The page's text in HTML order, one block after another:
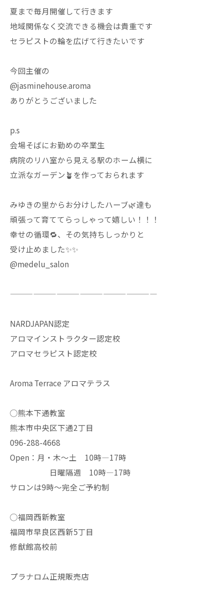
夏まで毎月開催して行きます
地域関係なく交流できる機会は貴重です
セラピストの輪を広げて行きたいです
今回主催の
@jasminehouse.aroma
ありがとうございました
p.s
会場そばにお勤めの卒業生
病院のリハ室から見える駅のホーム横に
立派なガーデン🪴を作っておられます
みゆきの里からお分けしたハーブ🌿達も
頑張って育ててらっしゃって嬉しい！！！
幸せの循環🔁、その気持ちしっかりと
受け止めました✨✨
@medelu_salon
———————————————————
NARDJAPAN認定
アロマインストラクター認定校
アロマセラピスト認定校
Aroma Terrace アロマテラス
◯熊本下通教室
熊本市中央区下通2丁目
096-288-4668
Open：月・木〜土 10時—17時
日曜隔週 10時—17時
サロンは9時〜完全ご予約制
◯福岡西新教室
福岡市早良区西新5丁目
修猷館高校前
プラナロム正規販売店